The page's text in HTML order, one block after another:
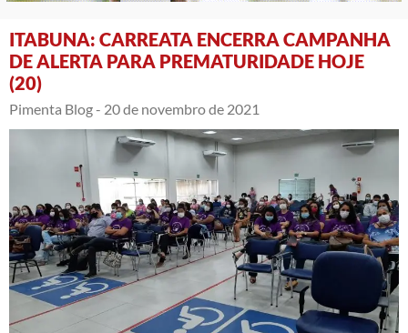
ITABUNA: CARREATA ENCERRA CAMPANHA
DE ALERTA PARA PREMATURIDADE HOJE
(20)
Pimenta Blog - 20 de novembro de 2021